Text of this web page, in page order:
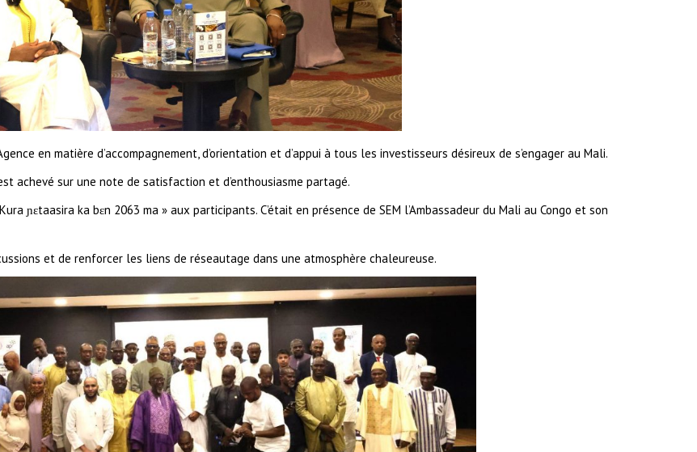
en matière d’accompagnement, d’orientation et d’appui à tous les investisseurs désireux de s’engager au Mali.
achevé sur une note de satisfaction et d’enthousiasme partagé.
ɲɛtaasira ka bɛn 2063 ma » aux participants. C’était en présence de SEM l’Ambassadeur du Mali au Congo et son
et de renforcer les liens de réseautage dans une atmosphère chaleureuse.